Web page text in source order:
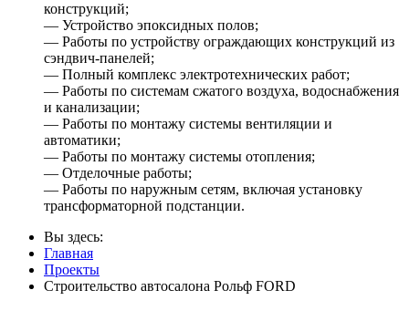
конструкций;
— Устройство эпоксидных полов;
— Работы по устройству ограждающих конструкций из
сэндвич-панелей;
— Полный комплекс электротехнических работ;
— Работы по системам сжатого воздуха, водоснабжения
и канализации;
— Работы по монтажу системы вентиляции и
автоматики;
— Работы по монтажу системы отопления;
— Отделочные работы;
— Работы по наружным сетям, включая установку
трансформаторной подстанции.
Вы здесь:
Главная
Проекты
Строительство автосалона Рольф FORD